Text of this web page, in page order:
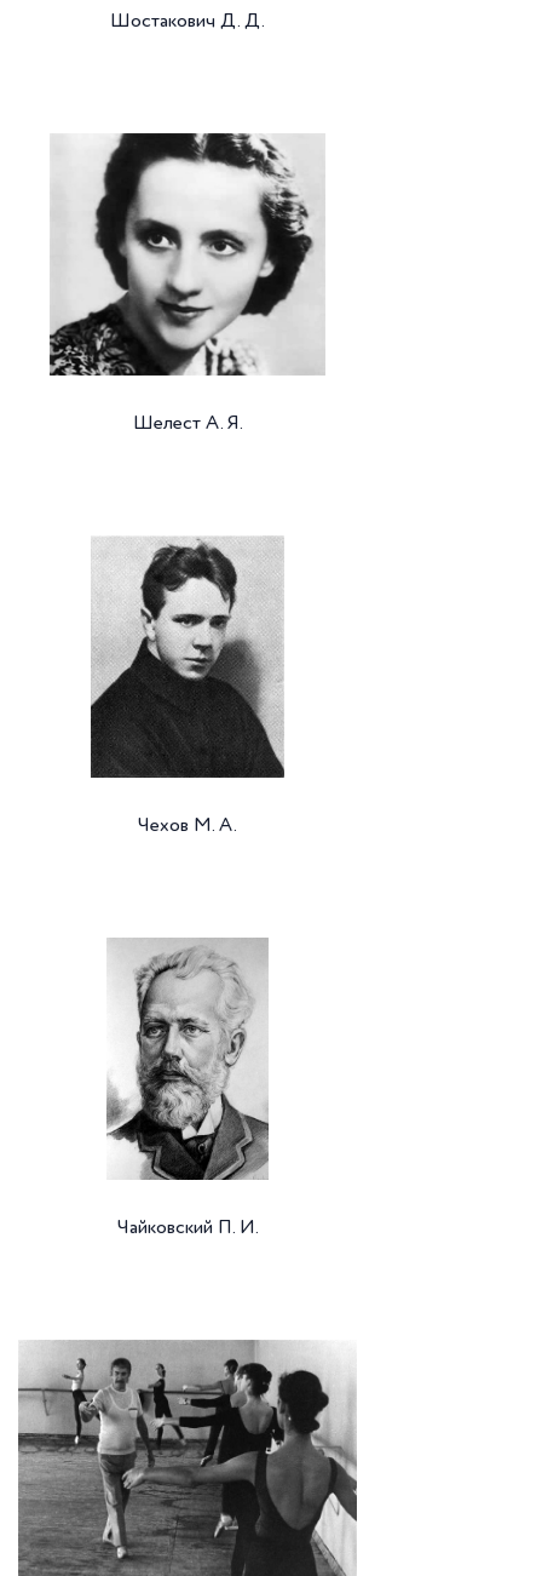
Шостакович Д. Д.
Шелест А. Я.
Чехов М. А.
Чайковский П. И.